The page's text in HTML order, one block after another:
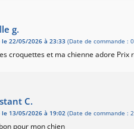
g.
le 22/05/2026 à 23:33 (Date de commande :
croquettes et ma chienne adore Prix
C.
le 13/05/2026 à 19:02 (Date de commande :
pour mon chien